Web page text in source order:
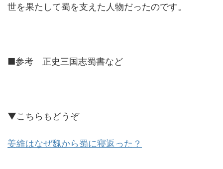
世を果たして蜀を支えた人物だったのです。
■参考 正史三国志蜀書など
▼こちらもどうぞ
姜維はなぜ魏から蜀に寝返った？